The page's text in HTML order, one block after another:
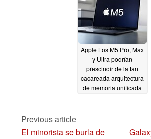
Apple Los M5 Pro, Max
y Ultra podrían
prescindir de la tan
cacareada arquitectura
de memoria unificada
Previous article
El minorista se burla de